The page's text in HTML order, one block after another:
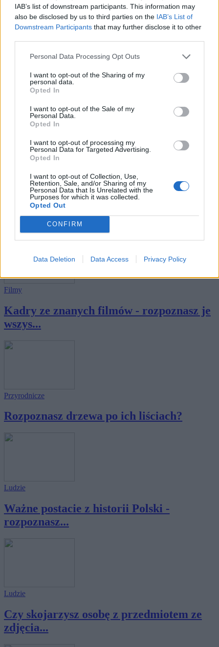
IAB’s list of downstream participants. This information may
also be disclosed by us to third parties on the IAB’s List of
Downstream Participants that may further disclose it to other
Personal Data Processing Opt Outs
I want to opt-out of the Sharing of my
personal data.
Opted In
I want to opt-out of the Sale of my
Personal Data.
Opted In
I want to opt-out of processing my
Personal Data for Targeted Advertising.
Opted In
I want to opt-out of Collection, Use,
Retention, Sale, and/or Sharing of my
Personal Data that Is Unrelated with the
Purposes for which it was collected.
Opted Out
CONFIRM
Data Deletion Data Access Privacy Policy
Paryż czy Rzym - rozpoznasz, gdzie
zrobiono t...
Geografia
Warszawa czy Kraków - rozpoznasz,
gdzie zrobi...
·Geografia
Rozpoznasz, gdzie wykonano te zdjęcia?
Filmy
Kadry ze znanych filmów - rozpoznasz je
wszys...
Przyrodnicze
Rozpoznasz drzewa po ich liściach?
Ludzie
Ważne postacie z historii Polski -
rozpoznasz...
Ludzie
Czy skojarzysz osobę z przedmiotem ze
zdjęcia...